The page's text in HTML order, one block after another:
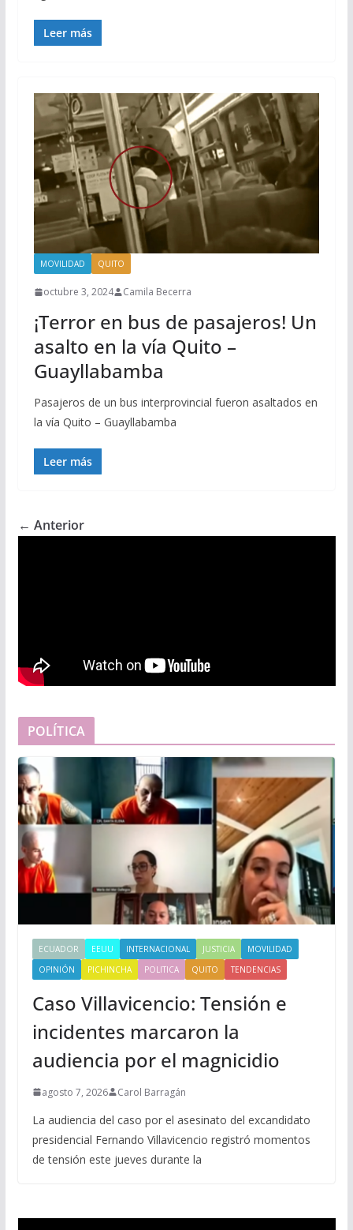
Leer más
MOVILIDAD QUITO
octubre 3, 2024 Camila Becerra
¡Terror en bus de pasajeros! Un
asalto en la vía Quito –
Guayllabamba
Pasajeros de un bus interprovincial fueron asaltados en
la vía Quito – Guayllabamba
Leer más
← Anterior
POLÍTICA
ECUADOR EEUU INTERNACIONAL JUSTICIA
MOVILIDAD
OPINIÓN
PICHINCHA POLITICA QUITO TENDENCIAS
Caso Villavicencio: Tensión e
incidentes marcaron la
audiencia por el magnicidio
agosto 7, 2026 Carol Barragán
La audiencia del caso por el asesinato del excandidato
presidencial Fernando Villavicencio registró momentos
de tensión este jueves durante la